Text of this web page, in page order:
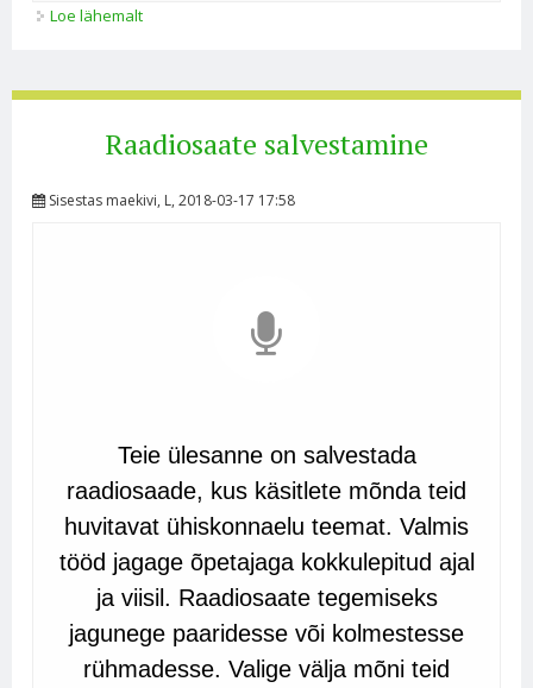
Loe lähemalt
Raadiosaate salvestamine
Sisestas maekivi, L, 2018-03-17 17:58